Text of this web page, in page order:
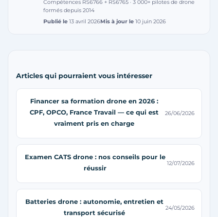
Compétences RS6766 + RS6765 · 3 000+ pilotes de drone
formés depuis 2014
Publié le 13 avril 2026Mis à jour le 10 juin 2026
Articles qui pourraient vous intéresser
Financer sa formation drone en 2026 :
CPF, OPCO, France Travail — ce qui est
vraiment pris en charge
26/06/2026
Examen CATS drone : nos conseils pour le
réussir
12/07/2026
Batteries drone : autonomie, entretien et
transport sécurisé
24/05/2026